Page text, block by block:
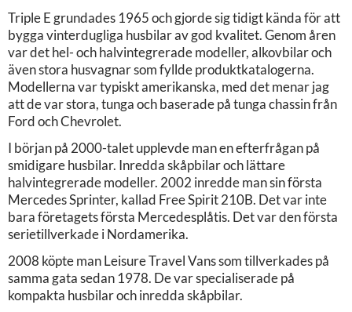
Triple E grundades 1965 och gjorde sig tidigt kända för att
bygga vinterdugliga husbilar av god kvalitet. Genom åren
var det hel- och halvintegrerade modeller, alkovbilar och
även stora husvagnar som fyllde produktkatalogerna.
Modellerna var typiskt amerikanska, med det menar jag
att de var stora, tunga och baserade på tunga chassin från
Ford och Chevrolet.
I början på 2000-talet upplevde man en efterfrågan på
smidigare husbilar. Inredda skåpbilar och lättare
halvintegrerade modeller. 2002 inredde man sin första
Mercedes Sprinter, kallad Free Spirit 210B. Det var inte
bara företagets första Mercedesplåtis. Det var den första
serietillverkade i Nordamerika.
2008 köpte man Leisure Travel Vans som tillverkades på
samma gata sedan 1978. De var specialiserade på
kompakta husbilar och inredda skåpbilar.